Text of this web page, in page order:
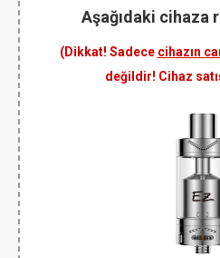
Aşağıdaki cihaza
(Dikkat! Sadece cihazın
değildir! Cihaz